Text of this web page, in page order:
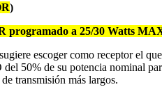
)
programado a 25/30 Watts
escoger como receptor el
50% de su potencia nominal
transmisión más largos.